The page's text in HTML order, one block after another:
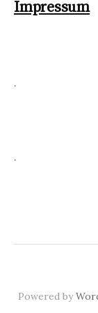
Impressum
.
.
Powered by